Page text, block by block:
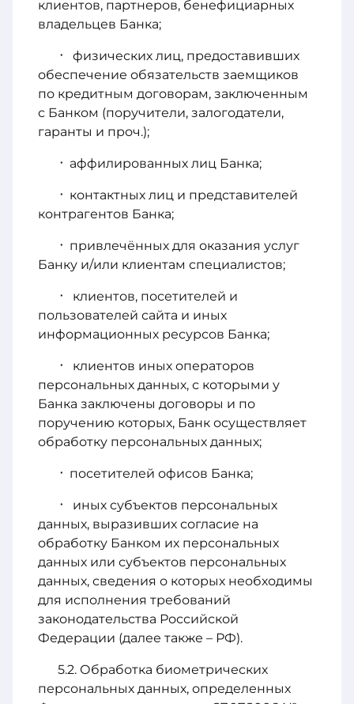
клиентов, партнеров, бенефициарных
владельцев Банка;
физических лиц, предоставивших
обеспечение обязательств заемщиков
по кредитным договорам, заключенным
с Банком (поручители, залогодатели,
гаранты и проч.);
аффилированных лиц Банка;
контактных лиц и представителей
контрагентов Банка;
привлечённых для оказания услуг
Банку и/или клиентам специалистов;
клиентов, посетителей и
пользователей сайта и иных
информационных ресурсов Банка;
клиентов иных операторов
персональных данных, с которыми у
Банка заключены договоры и по
поручению которых, Банк осуществляет
обработку персональных данных;
посетителей офисов Банка;
иных субъектов персональных
данных, выразивших согласие на
обработку Банком их персональных
данных или субъектов персональных
данных, сведения о которых необходимы
для исполнения требований
законодательства Российской
Федерации (далее также – РФ).
Обработка биометрических
персональных данных, определенных